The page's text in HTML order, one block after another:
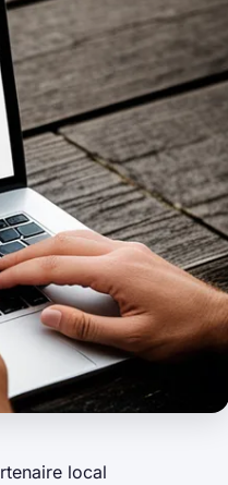
local